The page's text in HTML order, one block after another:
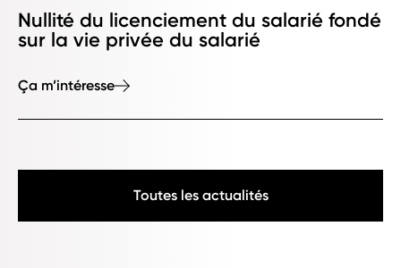
Nullité du licenciement du salarié fondé
sur la vie privée du salarié
Ça m’intéresse
Toutes les actualités